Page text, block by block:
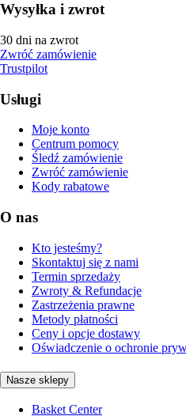
Wysyłka i zwrot
30 dni na zwrot
Zwróć zamówienie
Trustpilot
Usługi
Moje konto
Centrum pomocy
Śledź zamówienie
Zwróć zamówienie
Kody rabatowe
O nas
Kto jesteśmy?
Skontaktuj się z nami
Termin sprzedaży
Zwroty & Refundacje
Zastrzeżenia prawne
Metody płatności
Ceny i opcje dostawy
Oświadczenie o ochronie
Nasze sklepy
Basket Center